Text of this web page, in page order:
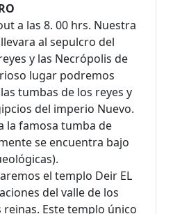
a las 8. 00 hrs. Nuestra
al sepulcro del
y las Necrópolis de
lugar podremos
tumbas de los reyes y
del imperio Nuevo.
la famosa tumba de
se encuentra bajo
el templo Deir EL
del valle de los
reinas. Este templo único